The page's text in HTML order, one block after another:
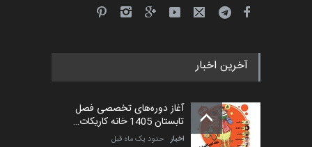
مهلت
پنجمین مسابقۀ بین‌المللی
مهلت 5 ماه دیگر
آخرین اخبار
آغاز دوره‌های تخصصی فصل
تابستان 1405 خانه کاریکات…
اخبار حدود یک ماه قبل